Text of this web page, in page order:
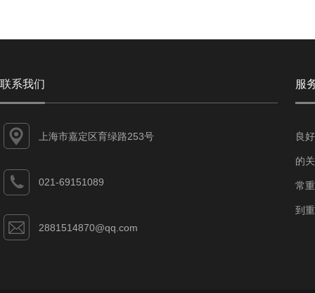
联系我们
上海市嘉定区育绿路253号
021-69151089
2881514870@qq.com
服
良
的
常
到